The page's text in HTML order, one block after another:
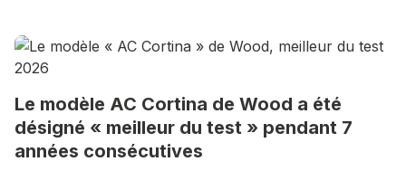
Le modèle AC Cortina de Wood a été
désigné « meilleur du test » pendant 7
années consécutives